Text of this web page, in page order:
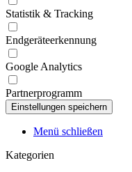
Statistik & Tracking
Endgeräteerkennung
Google Analytics
Partnerprogramm
Menü schließen
Kategorien